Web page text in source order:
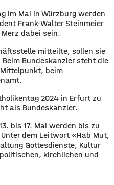
im Mai in Würzburg werden
Frank-Walter Steinmeier
dabei sein.
mitteilte, sollen sie
Bundeskanzler steht die
beim
2024 in Erfurt zu
als Bundeskanzler.
bis 17. Mai werden bis zu
dem Leitwort «Hab Mut,
Gottesdienste, Kultur
kirchlichen und